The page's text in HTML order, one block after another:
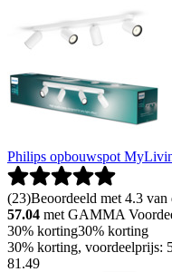
Philips opbouwspot
(23)Beoordeeld met 4.3
57.04 met GAMMA
30% korting30% korting
30% korting, voordeelprijs:
81 .49